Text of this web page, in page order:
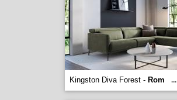
Kingston Diva Forest - Rom ...